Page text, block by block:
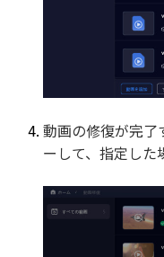
動画の修復が完了
ーして、指定した